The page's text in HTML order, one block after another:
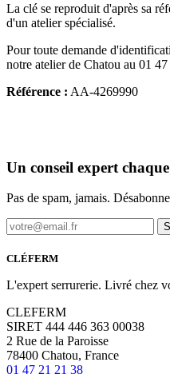
La clé se reproduit d'après sa
d'un atelier spécialisé.
Pour toute demande
notre atelier de Chatou au 01
Référence : AA-4269990
Un conseil expert
Pas de spam, jamais.
CLÉFERM
L'expert serrurerie. Livré chez
CLEFERM
SIRET 444 446 363 00038
2 Rue de la Paroisse
78400 Chatou, France
01 47 21 21 38